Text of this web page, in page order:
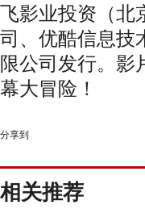
飞影业投资（北
司、优酷信息技
限公司发行。影
幕大冒险！
分享到
相关推荐